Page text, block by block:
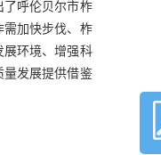
了呼伦贝尔市柞
需加快步伐、柞
展环境、增强科
量发展提供借鉴